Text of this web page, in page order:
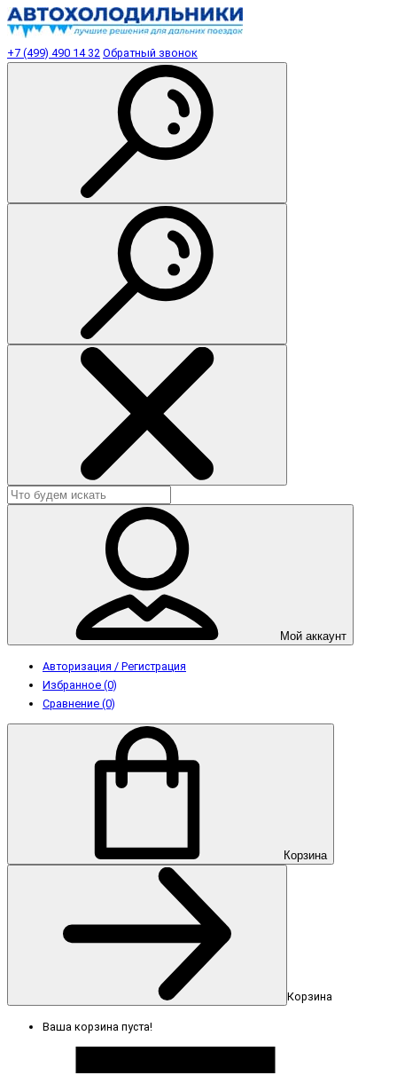
+7 (499) 490 14 32 Обратный звонок
Мой аккаунт
Авторизация / Регистрация
Избранное (0)
Сравнение (0)
Корзина
Корзина
Ваша корзина пуста!